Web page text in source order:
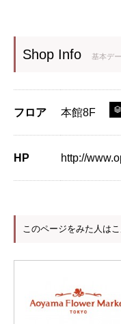
Shop Info 基本デ
フロア 本館8F
HP http://
このページをみた人は